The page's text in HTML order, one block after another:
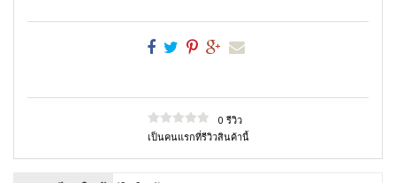
0 รีวิว
เป็นคนแรกที่รีวิวสินค้านี้